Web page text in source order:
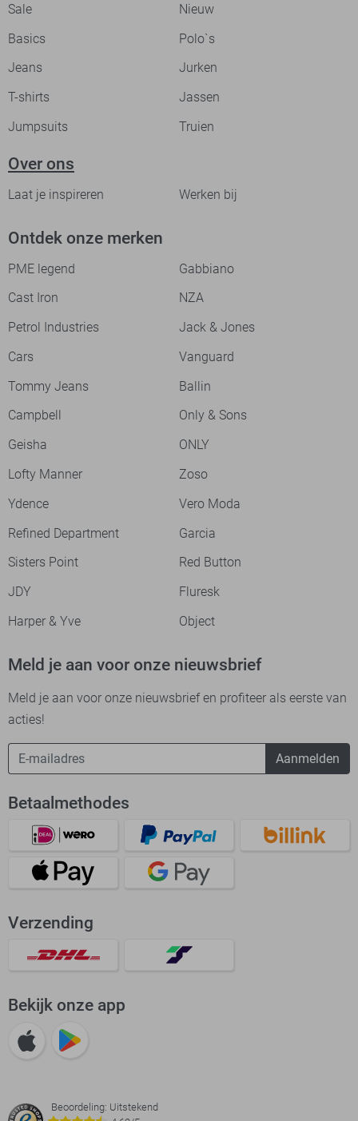
Sale
Nieuw
Basics
Polo`s
Jeans
Jurken
T-shirts
Jassen
Jumpsuits
Truien
Over ons
Laat je inspireren Werken bij
Ontdek onze merken
PME legend
Gabbiano
Cast Iron
NZA
Petrol Industries
Jack & Jones
Cars
Vanguard
Tommy Jeans
Ballin
Campbell
Only & Sons
Geisha
ONLY
Lofty Manner
Zoso
Ydence
Vero Moda
Refined Department
Garcia
Sisters Point
Red Button
JDY
Fluresk
Harper & Yve
Object
Meld je aan voor onze nieuwsbrief
Meld je aan voor onze nieuwsbrief en profiteer als eerste van
acties!
Aanmelden
Betaalmethodes
Verzending
Bekijk onze app
Beoordeling: Uitstekend